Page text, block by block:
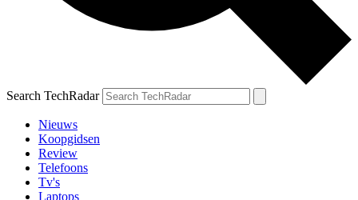
Search TechRadar
Nieuws
Koopgidsen
Review
Telefoons
Tv's
Laptops